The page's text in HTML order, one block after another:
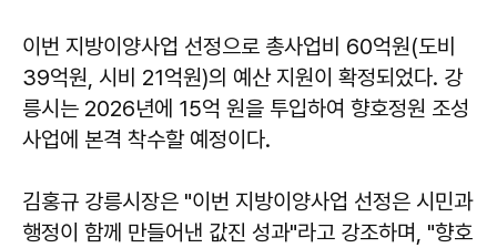
이번 지방이양사업 선정으로 총사업비 60억원(도비
39억원, 시비 21억원)의 예산 지원이 확정되었다. 강
릉시는 2026년에 15억 원을 투입하여 향호정원 조성
사업에 본격 착수할 예정이다.
김홍규 강릉시장은 "이번 지방이양사업 선정은 시민과
행정이 함께 만들어낸 값진 성과"라고 강조하며, "향호